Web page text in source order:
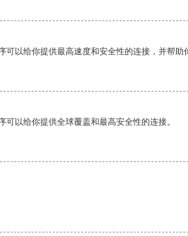
可以给你提供最高速度和安全性的连接，并帮助
可以给你提供全球覆盖和最高安全性的连接。